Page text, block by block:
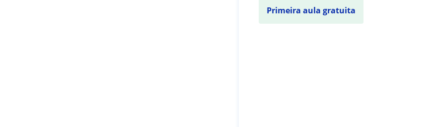
Primeira aula gratuita